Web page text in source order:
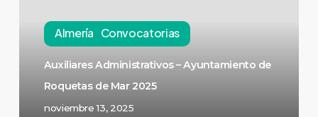
Almería Convocatorias
Auxiliares Administrativos – Ayuntamiento de
Roquetas de Mar 2025
noviembre 13, 2025